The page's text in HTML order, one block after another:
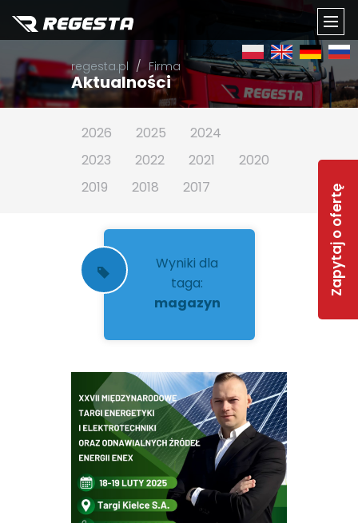
Zapytaj o ofertę
regesta.pl Firma
Aktualności
2026 2025
2024
2023
2022 2021
2020
2019
2018 2017
Wyniki dla
taga:
magazyn